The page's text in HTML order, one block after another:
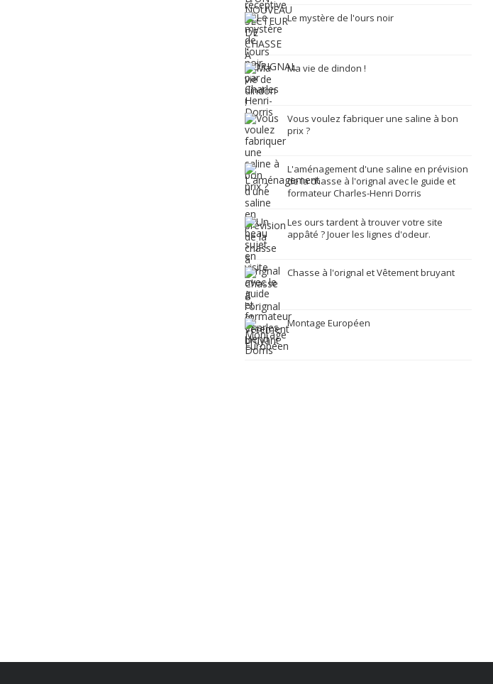
Le mystère de l'ours noir
Ma vie de dindon !
Vous voulez fabriquer une saline à bon
prix ?
L'aménagement d'une saline en prévision
de la chasse à l'orignal avec le guide et
formateur Charles-Henri Dorris
Les ours tardent à trouver votre site
appâté ? Jouer les lignes d'odeur.
Chasse à l'orignal et Vêtement bruyant
Montage Européen